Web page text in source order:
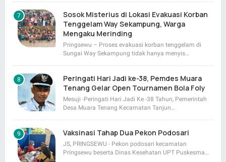
Sosok Misterius di Lokasi Evakuasi Korban
Tenggelam Way Sekampung, Warga
Mengaku Merinding
Pringsewu – Proses evakuasi korban tenggelam di
Sungai Way Sekampung tidak hanya menyis…
Peringati Hari Jadi ke-38, Pemdes Muara
Tenang Gelar Open Tournamen Bola Foly
Mesuji -Peringati Hari Jadi Ke -38 Tahun, Pemerintah
Desa Muara Tenang Kecamatan Tanjun…
Vaksinasi Tahap Dua Pekon Podosari
JS, PRINGSEWU - Pekon podosari kecamatan
Pringsewu beserta Dinas Kesehatan UPT Puskesma…